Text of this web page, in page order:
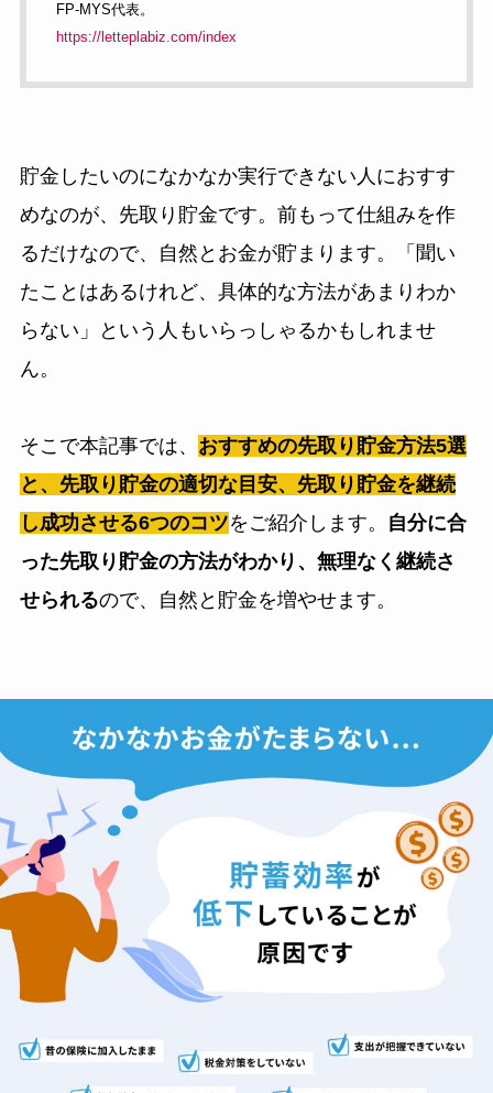
FP-MYS代表。
https://letteplabiz.com/index
貯金したいのになかなか実行できない人におすす
めなのが、先取り貯金です。前もって仕組みを作
るだけなので、自然とお金が貯まります。「聞い
たことはあるけれど、具体的な方法があまりわか
らない」という人もいらっしゃるかもしれませ
ん。
そこで本記事では、 おすすめの先取り貯金方法5選
と、先取り貯金の適切な目安、先取り貯金を継続
し成功させる6つのコツをご紹介します。
自分に合
った先取り貯金の方法がわかり、無理なく継続さ
せられるので、自然と貯金を増やせます。